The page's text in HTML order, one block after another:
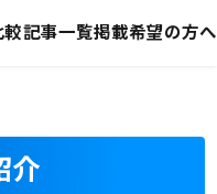
記事一覧掲載希望の方へ
介